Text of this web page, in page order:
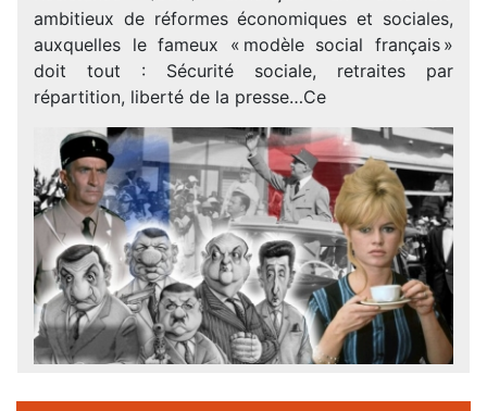
ambitieux de réformes économiques et sociales,
auxquelles le fameux « modèle social français »
doit tout : Sécurité sociale, retraites par
répartition, liberté de la presse…Ce